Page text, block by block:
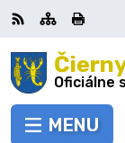
Preskočiť
na
obsah
Oficiálne
MENU
RSS MapaTlačiť